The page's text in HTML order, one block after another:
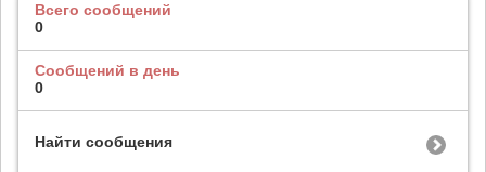
Всего сообщений
0
Сообщений в день
0
Найти сообщения